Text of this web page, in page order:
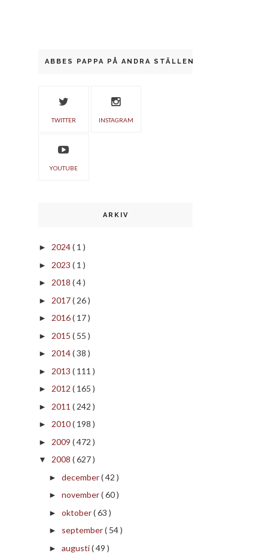
ABBES PAPPA PÅ ANDRA STÄLLEN
TWITTER INSTAGRAM
YOUTUBE
ARKIV
► 2024( 1 )
► 2023 ( 1 )
► 2018 ( 4 )
► 2017( 26 )
► 2016( 17 )
► 2015 ( 55 )
► 2014( 38 )
► 2013 ( 111 )
► 2012 ( 165 )
► 2011 ( 242 )
► 2010( 198 )
► 2009 ( 472 )
▼ 2008 ( 627 )
► december( 42 )
► november( 60 )
► oktober( 63 )
► september( 54 )
► augusti( 49 )